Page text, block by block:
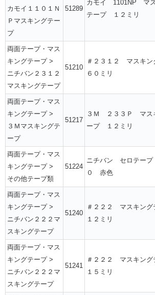
カモイ１１０１Ｎ
Ｐマスキングテー
プ
51289
カモイ 1101NP マ
テープ １２ミリ
両面テープ・マス
キングテープ >
ニチバン２３１２
マスキングテープ
51210
＃２３１２ マスキン
６０ミリ
両面テープ・マス
キングテープ >
３Ｍマスキングテ
ープ
51217
３Ｍ ２３３Ｐ マス
ープ １２ミリ
両面テープ・マス
キングテープ >
その他テープ類
51224
ニチバン セロテー
０ 赤色
両面テープ・マス
キングテープ >
ニチバン２２２マ
スキングテープ
51240
＃２２２ マスキン
１２ミリ
両面テープ・マス
キングテープ >
ニチバン２２２マ
スキングテープ
51241
＃２２２ マスキン
１５ミリ